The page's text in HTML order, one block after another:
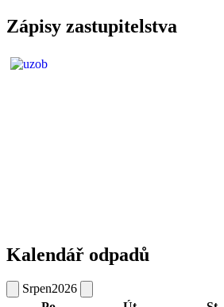
Zápisy zastupitelstva
Kalendář odpadů
Srpen2026